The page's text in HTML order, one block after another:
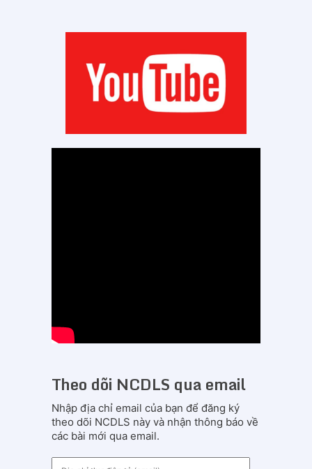
Theo dõi NCDLS qua email
Nhập địa chỉ email của bạn để đăng ký
theo dõi NCDLS này và nhận thông báo về
các bài mới qua email.